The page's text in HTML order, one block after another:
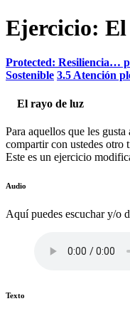
Ejercicio:
Protected: Resiliencia…
Sostenible 3.5 Atención
El rayo de luz
Para aquellos que les
compartir con ustedes otro
Este es un ejercicio
Audio
Aquí puedes escuchar y/o
Texto